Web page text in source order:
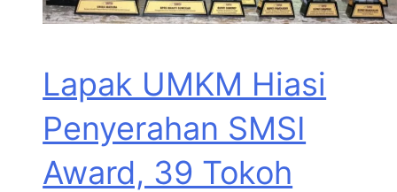
Lapak UMKM Hiasi
Penyerahan SMSI
Award, 39 Tokoh